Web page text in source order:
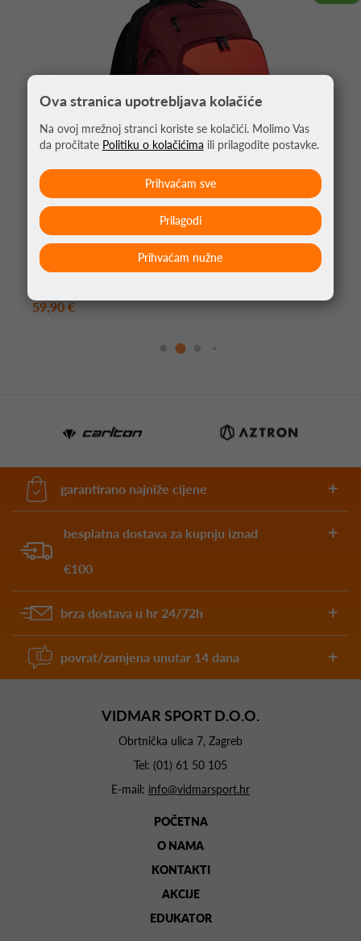
RUKSAK DUNLOP CX PERFORMANCE
59,90 €
garantirano najniže cijene
besplatna dostava za kupnju iznad
€100
brza dostava u hr 24/72h
povrat/zamjena unutar 14 dana
VIDMAR SPORT D.O.O.
Obrtnička ulica 7, Zagreb
Tel: (01) 61 50 105
E-mail: info@vidmarsport.hr
POČETNA
O NAMA
KONTAKTI
AKCIJE
EDUKATOR
Ova stranica upotrebljava kolačiće
Na ovoj mrežnoj stranci koriste se kolačići. Molimo Vas
da pročitate Politiku o kolačićima ili prilagodite postavke.
Prihvaćam nužne
Prilagodi
Prihvaćam sve